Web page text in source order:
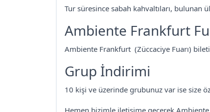
Tur süresince sabah kahvaltıları, bulunan
Ambiente Frankfurt
Ambiente Frankfurt (Züccaciye Fuarı)
Grup İndirimi
10 kişi ve üzerinde grubunuz var ise size